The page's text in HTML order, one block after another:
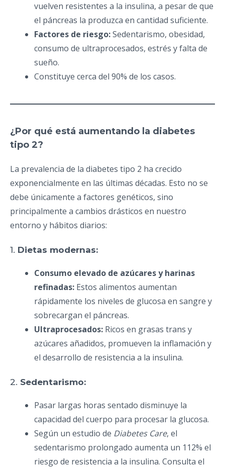
vuelven resistentes a la insulina, a pesar de que
el páncreas la produzca en cantidad suficiente.
Factores de riesgo:Sedentarismo, obesidad,
consumo de ultraprocesados, estrés y falta de
sueño.
Constituye cerca del 90% de los casos.
¿Por qué está aumentando la diabetes
tipo 2?
La prevalencia de la diabetes tipo 2 ha crecido
exponencialmente en las últimas décadas. Esto no se
debe únicamente a factores genéticos, sino
principalmente a cambios drásticos en nuestro
entorno y hábitos diarios:
1. Dietas modernas:
Consumo elevado de azúcares y harinas
refinadas: Estos alimentos aumentan
rápidamente los niveles de glucosa en sangre y
sobrecargan el páncreas.
Ultraprocesados: Ricos en grasas trans y
azúcares añadidos, promueven la inflamación y
el desarrollo de resistencia a la insulina.
2. Sedentarismo:
Pasar largas horas sentado disminuye la
capacidad del cuerpo para procesar la glucosa.
Según un estudio de Diabetes Care, el
sedentarismo prolongado aumenta un 112% el
riesgo de resistencia a la insulina. Consulta el